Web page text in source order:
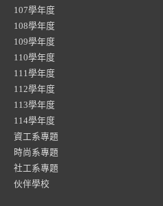
107學年度
108學年度
109學年度
110學年度
111學年度
112學年度
113學年度
114學年度
資工系專題
時尚系專題
社工系專題
伙伴學校